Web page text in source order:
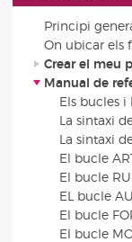
Principi
On ubicar els
Crear el meu
Manual de
Els bucles i
La sintaxi
La sintaxi
El bucle
El bucle
EL bucle
El bucle
El bucle